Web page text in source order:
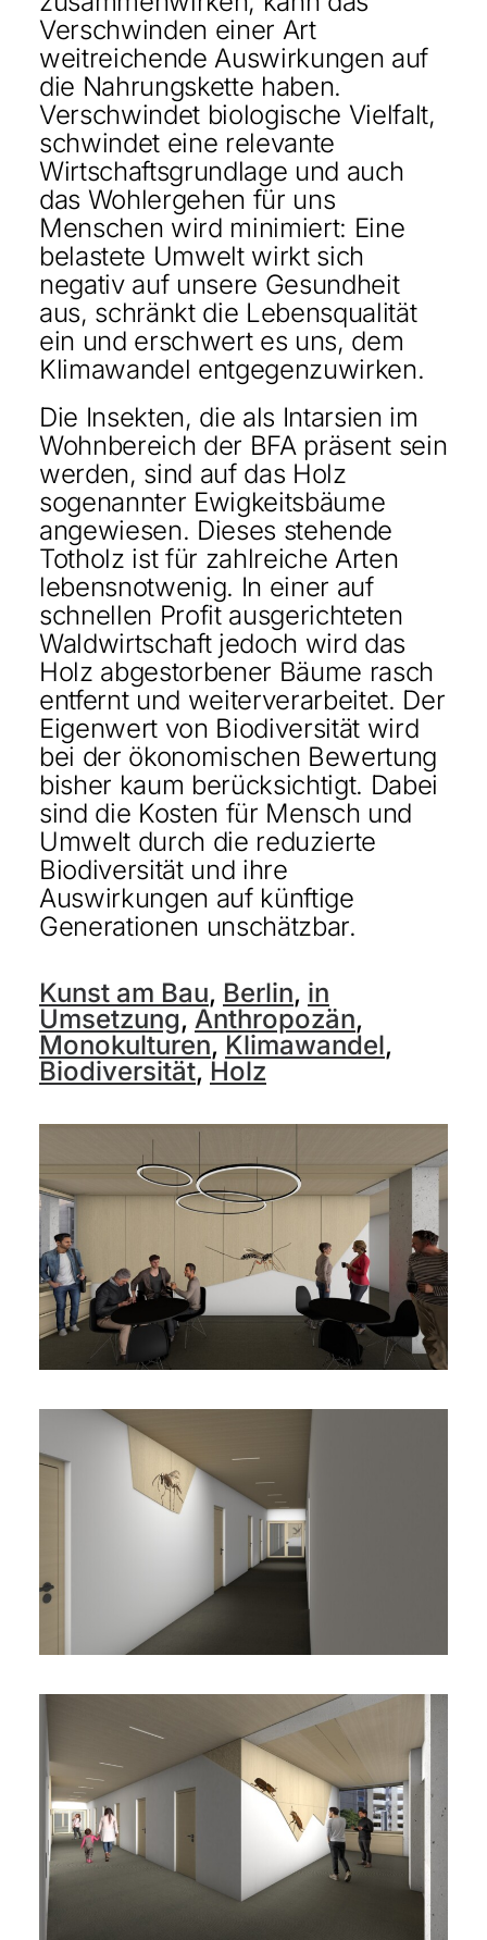
Verschwinden einer Art
weitreichende Auswirkungen auf
die Nahrungskette haben.
Verschwindet biologische Vielfalt,
schwindet eine relevante
Wirtschaftsgrundlage und auch
das Wohlergehen für uns
Menschen wird minimiert: Eine
belastete Umwelt wirkt sich
negativ auf unsere Gesundheit
aus, schränkt die Lebensqualität
ein und erschwert es uns, dem
Klimawandel entgegenzuwirken.
Die Insekten, die als Intarsien im
Wohnbereich der BFA präsent sein
werden, sind auf das Holz
sogenannter Ewigkeitsbäume
angewiesen. Dieses stehende
Totholz ist für zahlreiche Arten
lebensnotwenig. In einer auf
schnellen Profit ausgerichteten
Waldwirtschaft jedoch wird das
Holz abgestorbener Bäume rasch
entfernt und weiterverarbeitet. Der
Eigenwert von Biodiversität wird
bei der ökonomischen Bewertung
bisher kaum berücksichtigt. Dabei
sind die Kosten für Mensch und
Umwelt durch die reduzierte
Biodiversität und ihre
Auswirkungen auf künftige
Generationen unschätzbar.
Kunst am Bau, Berlin, in
Umsetzung, Anthropozän,
Monokulturen, Klimawandel,
Biodiversität, Holz